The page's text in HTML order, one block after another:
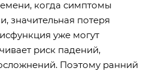
когда симптомы
значительная потеря
уже могут
риск падений,
Поэтому ранний